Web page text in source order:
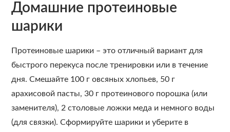
Домашние протеиновые
шарики
Протеиновые шарики – это отличный вариант для
быстрого перекуса после тренировки или в течение
дня. Смешайте 100 г овсяных хлопьев, 50 г
арахисовой пасты, 30 г протеинового порошка (или
заменителя), 2 столовые ложки меда и немного воды
(для связки). Сформируйте шарики и уберите в